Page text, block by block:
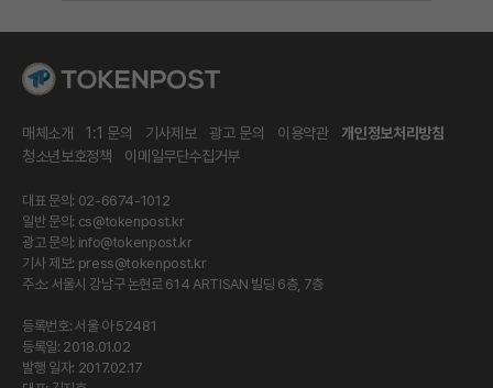
매체소개 1:1 문의 기사제보 광고 문의 이용약관
개인정보처리방침
청소년보호정책
이메일무단수집거부
대표 문의: 02-6674-1012
일반 문의: cs@tokenpost.kr
광고 문의: info@tokenpost.kr
기사 제보: press@tokenpost.kr
주소: 서울시 강남구 논현로 614 ARTISAN 빌딩 6층, 7층
등록번호: 서울 아 52481
등록일: 2018.01.02
발행 일자: 2017.02.17